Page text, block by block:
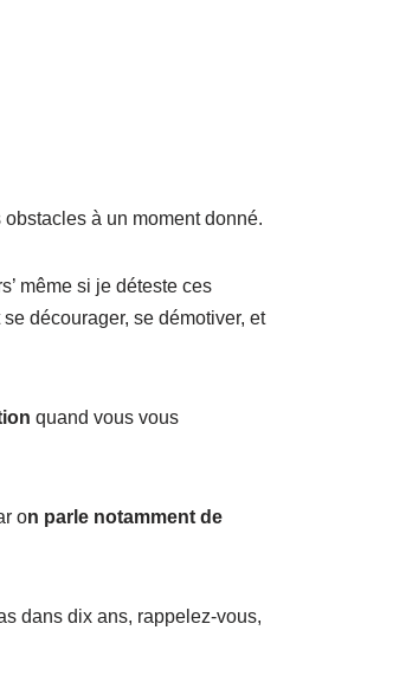
à un moment donné.
même si je déteste ces
décourager, se démotiver, et
quand vous vous
on parle notamment de
dans dix ans, rappelez-vous,